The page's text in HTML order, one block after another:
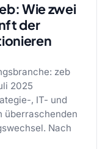
Wie zwei
der
zeb
2025
, IT- und
überraschenden
Nach